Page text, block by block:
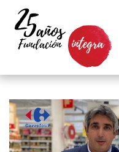
Skip to main content